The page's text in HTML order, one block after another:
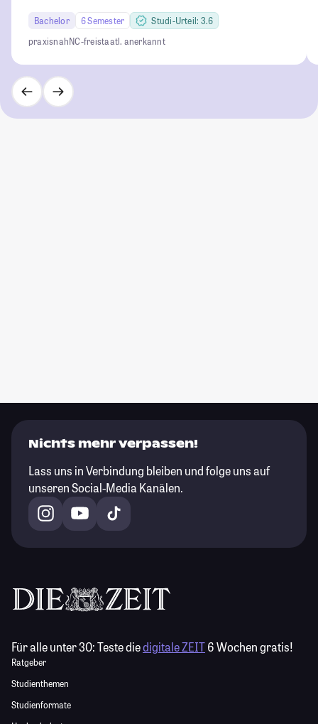
Bachelor 6 Semester
Studi-Urteil: 3.6
praxisnahNC-freistaatl. anerkannt
Nichts mehr verpassen!
Lass uns in Verbindung bleiben und folge uns auf
unseren Social-Media Kanälen.
Für alle unter 30:Teste diedigitale ZEIT6 Wochen gratis!
Ratgeber
Studienthemen
Studienformate